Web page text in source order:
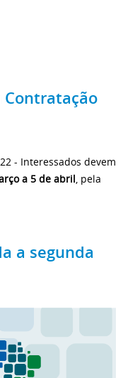
Contratação
- Interessados devem
a 5 de abril, pela
a segunda